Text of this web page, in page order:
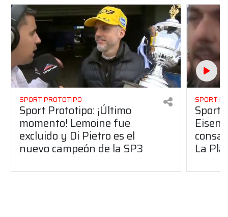
SPORT PROTOTIPO
Sport Prototipo: ¡Último
momento! Lemoine fue
excluido y Di Pietro es el
nuevo campeón de la SP3
SPORT
Sport
La